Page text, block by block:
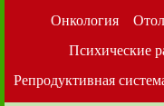
Онкология
Психические
Репродуктивная